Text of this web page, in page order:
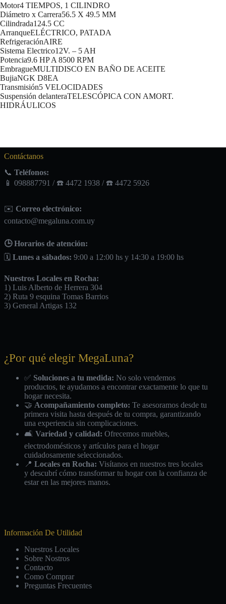
Motor4 TIEMPOS, 1 CILINDRO
Diámetro x Carrera56.5 X 49.5 MM
Cilindrada124.5 CC
ArranqueELÉCTRICO, PATADA
RefrigeraciónAIRE
Sistema Electrico12V. – 5 AH
Potencia9.6 HP A 8500 RPM
EmbragueMULTIDISCO EN BAÑO DE ACEITE
BujiaNGK D8EA
Transmisión5 VELOCIDADES
Suspensión delanteraTELESCÓPICA CON AMORT.
HIDRÁULICOS
Contáctanos
📞 Teléfonos:
📱 098887791 / ☎️ 4472 1938 / ☎️ 4472 5926
✉️ Correo electrónico:
contacto@megaluna.com.uy
🕒 Horarios de atención:
🗓️ Lunes a sábados: 9:00 a 12:00 hs y 14:30 a 19:00 hs
Nuestros Locales en Rocha:
1) Luis Alberto de Herrera 304
2) Ruta 9 esquina Tomas Barrios
3) General Artigas 132
¿Por qué elegir MegaLuna?
✅ Soluciones a tu medida: No solo vendemos
productos, te ayudamos a encontrar exactamente lo que tu
hogar necesita.
🤝 Acompañamiento completo: Te asesoramos desde tu
primera visita hasta después de tu compra, garantizando
una experiencia sin complicaciones.
🛋️ Variedad y calidad: Ofrecemos muebles,
electrodomésticos y artículos para el hogar
cuidadosamente seleccionados.
📍 Locales en Rocha: Visítanos en nuestros tres locales
y descubrí cómo transformar tu hogar con la confianza de
estar en las mejores manos.
Información De Utilidad
Nuestros Locales
Sobre Nostros
Contacto
Como Comprar
Preguntas Frecuentes